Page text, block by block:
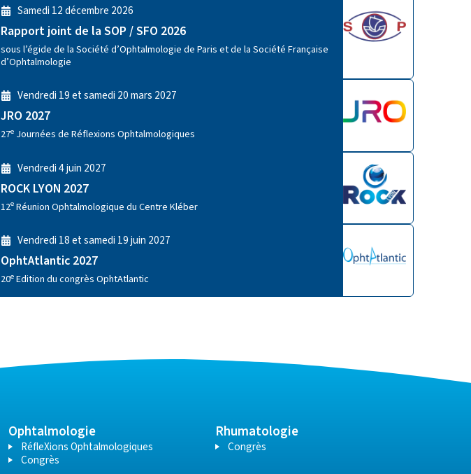
Samedi 12 décembre 2026
Rapport joint de la SOP / SFO 2026
sous l’égide de la Société d’Ophtalmologie de Paris et de la Société Française
d’Ophtalmologie
Vendredi 19 et samedi 20 mars 2027
JRO 2027
27e Journées de Réflexions Ophtalmologiques
Vendredi 4 juin 2027​
ROCK LYON 2027
12e Réunion Ophtalmologique du Centre Kléber
Vendredi 18 et samedi 19 juin 2027
OphtAtlantic 2027
20e Edition du congrès OphtAtlantic
Ophtalmologie
RéfleXions Ophtalmologiques
Congrès
Rhumatologie
Congrès